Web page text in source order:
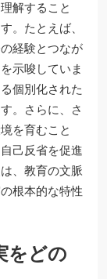
解すること
。たとえば、
経験とつなが
示唆していま
個別化された
。さらに、さ
を育むこと
己反省を促進
、教育の文脈
根本的な特性
をどの